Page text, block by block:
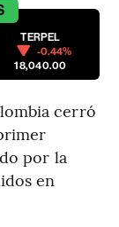
TERPEL
-0.44%
18,040.00
cerró
por la
en